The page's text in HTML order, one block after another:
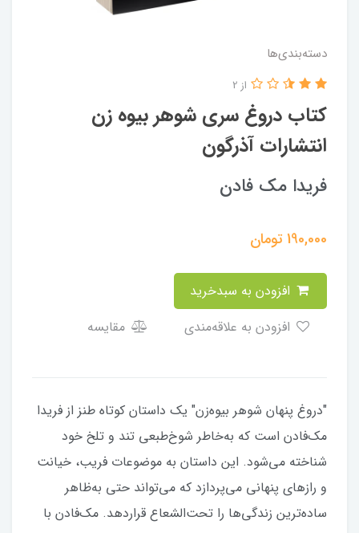
دسته‌بندی‌ها
کتاب دروغ سری شوهر بیوه زن
انتشارات آذرگون
از 2
فریدا مک فادن
190,000تومان
مقایسه
"دروغ پنهان شوهر بیوه‌زن" یک داستان کوتاه طنز از فریدا
مک‌فادن است که به‌خاطر شوخ‌طبعی تند و تلخ خود
شناخته می‌شود. این داستان به موضوعات فریب، خیانت
و رازهای پنهانی می‌پردازد که می‌تواند حتی به‌ظاهر
ساده‌ترین زندگی‌ها را تحت‌الشعاع قراردهد. مک‌فادن با